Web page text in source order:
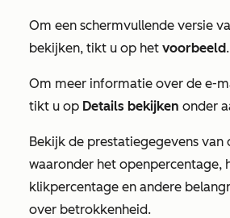
Om een schermvullende versie
bekijken, tikt u op het voorbeeld.
Om meer informatie over de e-
tikt u op Details bekijken onder
Bekijk de prestatiegegevens van
waaronder het openpercentage,
klikpercentage en andere
over betrokkenheid.